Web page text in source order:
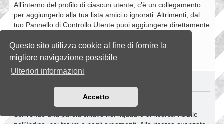
Questo sito utilizza cookie al fine di fornire la
migliore navigazione possibile
Ulteriori informazioni
Accetto
All’interno del profilo di ciascun utente, c’è un collegamento
per aggiungerlo alla tua lista amici o ignorati. Altrimenti, dal
tuo Pannello di Controllo Utente puoi aggiungere direttamente
rimuovere un utente dalla lista dalla stessa pagina.
Top
Come si fanno le ricerche nella Board?
Scrivendo una parola chiave nel riquadro di ricerca visibile